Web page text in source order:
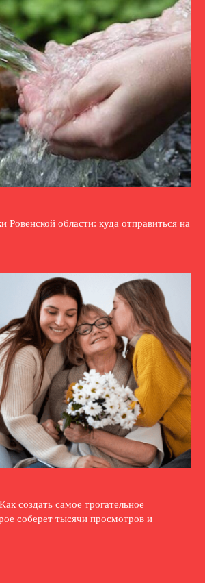
Ровенской области: куда отправиться на
создать самое трогательное
соберет тысячи просмотров и